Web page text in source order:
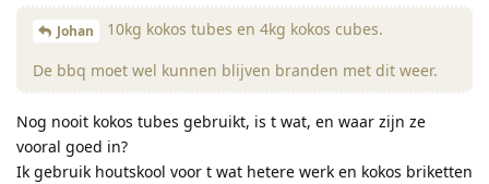
Johan
10kg kokos tubes en 4kg kokos cubes.
De bbq moet wel kunnen blijven branden met dit weer.
Nog nooit kokos tubes gebruikt, is t wat, en waar zijn ze
vooral goed in?
Ik gebruik houtskool voor t wat hetere werk en kokos briketten